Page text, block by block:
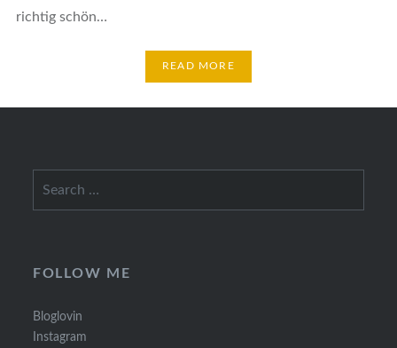
richtig schön…
READ MORE
FOLLOW ME
Bloglovin
Instagram